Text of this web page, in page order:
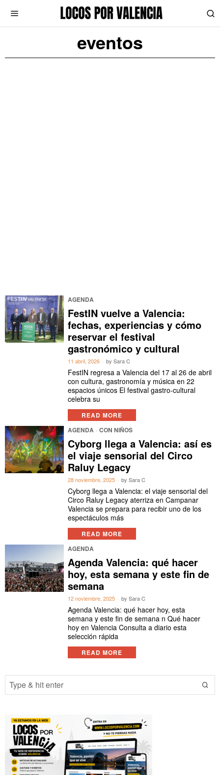
eventos
AGENDA
FestIN vuelve a Valencia:
fechas, experiencias y cómo
reservar el festival
gastronómico y cultural
11 abril, 2026 bySara C
FestIN regresa a Valencia del 17 al 26 de abril
con cultura, gastronomía y música en 22
espacios únicos El festival gastro-cultural
celebra su
READ MORE
AGENDA · CON NIÑOS
Cyborg llega a Valencia: así es
el viaje sensorial del Circo
Raluy Legacy
28 noviembre, 2025 bySara C
Cyborg llega a Valencia: el viaje sensorial del
Circo Raluy Legacy aterriza en Campanar
Valencia se prepara para recibir uno de los
espectáculos más
READ MORE
AGENDA
Agenda Valencia: qué hacer
hoy, esta semana y este fin de
semana
12 noviembre, 2025 bySara C
Agenda Valencia: qué hacer hoy, esta
semana y este fin de semana n Qué hacer
hoy en Valencia Consulta a diario esta
selección rápida
READ MORE